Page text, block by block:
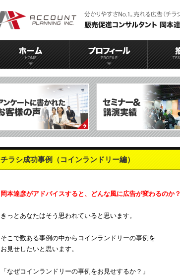
チラシ成功事例（コインランドリー編）
岡本達彦がアドバイスすると、どんな風に広告が変わるのか？
きっとあなたはそう 思われていると思います。
そこで数ある事例の中からコインランドリーの事例を
お見せしたいと思います。
「なぜコインランドリーの事例をお見せするか？」